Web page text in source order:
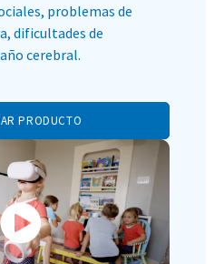
problemas de
dificultades de
cerebral.
PRODUCTO